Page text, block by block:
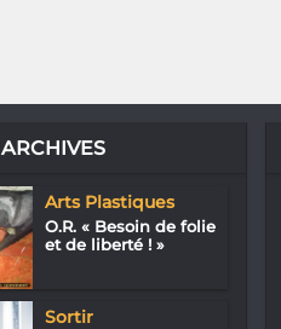
ARCHIVES
Arts Plastiques
O.R. « Besoin de folie
et de liberté ! »
Sortir